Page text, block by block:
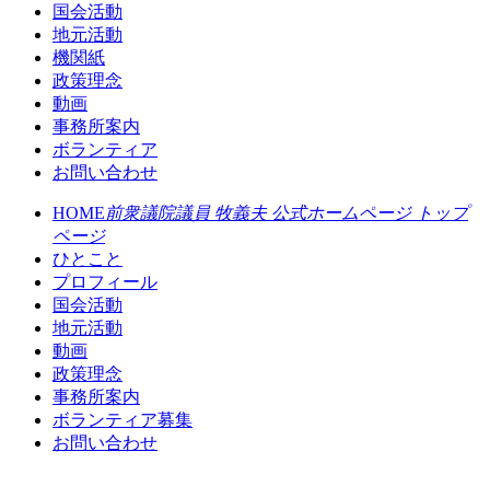
国会活動
地元活動
機関紙
政策理念
動画
事務所案内
ボランティア
お問い合わせ
HOME前衆議院議員 牧義夫 公式ホームページ トップ
ページ
ひとこと
プロフィール
国会活動
地元活動
動画
政策理念
事務所案内
ボランティア募集
お問い合わせ